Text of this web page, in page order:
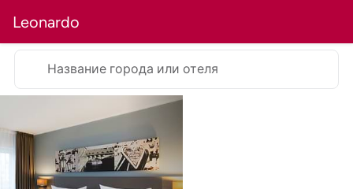
Leonardo
Название города или отеля